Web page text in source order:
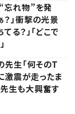
忘れ物”を発
」衝撃の光景
てる？」「どこで
生「何そのT
激震が走ったま
生も大興奮す